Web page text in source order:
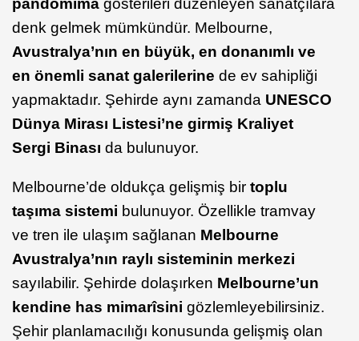
pandomima gösterileri düzenleyen sanatçılara
denk gelmek mümkündür. Melbourne,
Avustralya’nın en büyük, en donanımlı ve
en önemli sanat galerilerine de ev sahipliği
yapmaktadır. Şehirde aynı zamanda UNESCO
Dünya Mirası Listesi’ne girmiş Kraliyet
Sergi Binası da bulunuyor.
Melbourne’de oldukça gelişmiş bir toplu
taşıma sistemi bulunuyor. Özellikle tramvay
ve tren ile ulaşım sağlanan Melbourne
Avustralya’nın raylı sisteminin merkezi
sayılabilir. Şehirde dolaşırken Melbourne’un
kendine has mimarîsini gözlemleyebilirsiniz.
Şehir planlamacılığı konusunda gelişmiş olan